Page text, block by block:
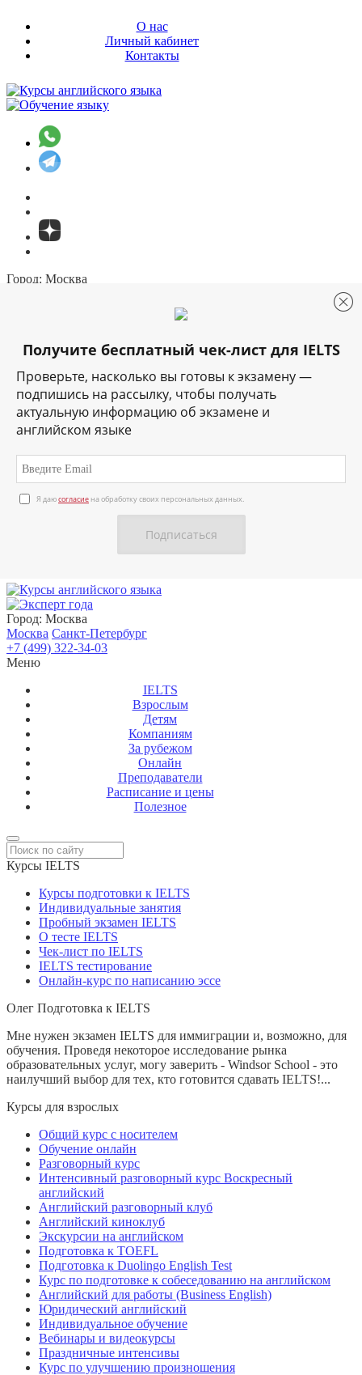
О нас
Личный кабинет
Контакты
Город: Москва
Личный кабинет
Контакты
Город: Москва
Москва Санкт-Петербург
+7 (499) 322-34-03
Меню
IELTS
Взрослым
Детям
Компаниям
За рубежом
Онлайн
Преподаватели
Расписание и цены
Полезное
Курсы IELTS
Курсы подготовки к IELTS
Индивидуальные занятия
Пробный экзамен IELTS
О тесте IELTS
Чек-лист по IELTS
IELTS тестирование
Онлайн-курс по написанию эссе
Олег Подготовка к IELTS
Мне нужен экзамен IELTS для иммиграции и, возможно, для
обучения. Проведя некоторое исследование рынка
образовательных услуг, могу заверить - Windsor School - это
наилучший выбор для тех, кто готовится сдавать IELTS!...
Курсы для взрослых
Общий курс с носителем
Обучение онлайн
Разговорный курс
Интенсивный разговорный курс Воскресный
английский
Английский разговорный клуб
Английский киноклуб
Экскурсии на английском
Подготовка к TOEFL
Подготовка к Duolingo English Test
Курс по подготовке к собеседованию на английском
Английский для работы (Business English)
Юридический английский
Индивидуальное обучение
Вебинары и видеокурсы
Праздничные интенсивы
Курс по улучшению произношения
Получите бесплатный чек-лист для IELTS
Проверьте, насколько вы готовы к экзамену —
подпишись на рассылку, чтобы получать
актуальную информацию об экзамене и
английском языке
Я даюсогласие на обработку своих персональных данных.